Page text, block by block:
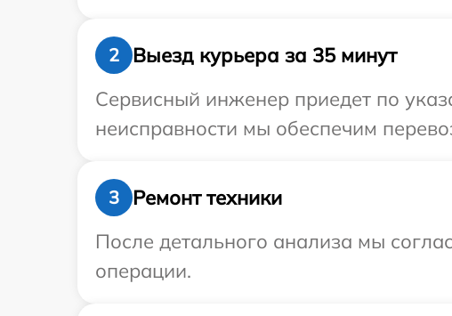
2
Выезд курьера за 35 минут
Сервисный инженер приедет по
неисправности мы обеспечим
3
Ремонт техники
После детального анализа мы
операции.